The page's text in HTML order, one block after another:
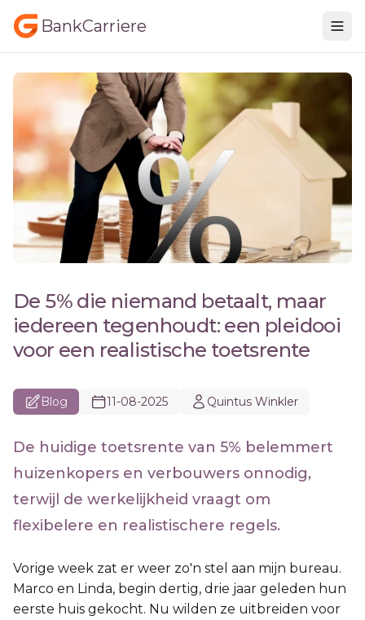
BankCarriere
De 5% die niemand betaalt, maar
iedereen tegenhoudt: een pleidooi
voor een realistische toetsrente
Blog 11-08-2025 Quintus Winkler
De huidige toetsrente van 5% belemmert
huizenkopers en verbouwers onnodig,
terwijl de werkelijkheid vraagt om
flexibelere en realistischere regels.
Vorige week zat er weer zo'n stel aan mijn bureau.
Marco en Linda, begin dertig, drie jaar geleden hun
eerste huis gekocht. Nu wilden ze uitbreiden voor